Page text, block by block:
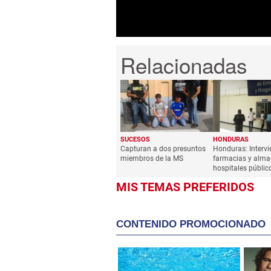
SUCESOS
Capturan a dos presuntos
miembros de la MS
HONDURAS
Honduras:
farmacias y
hospitales
MIS TEMAS PREFERIDOS
CONTENIDO PROMOCIONADO